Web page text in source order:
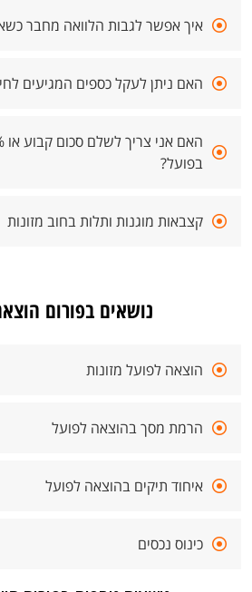
איך אפשר לגבות הלוואה מחבר
האם ניתן לעקל כספים המגיעים
בפועל?
קצבאות מוגנות ותלות בחוב מזונות
נושאים בפורום
הוצאה לפועל מזונות
הרמת מסך בהוצאה לפועל
איחוד תיקים בהוצאה לפועל
כינוס נכסים